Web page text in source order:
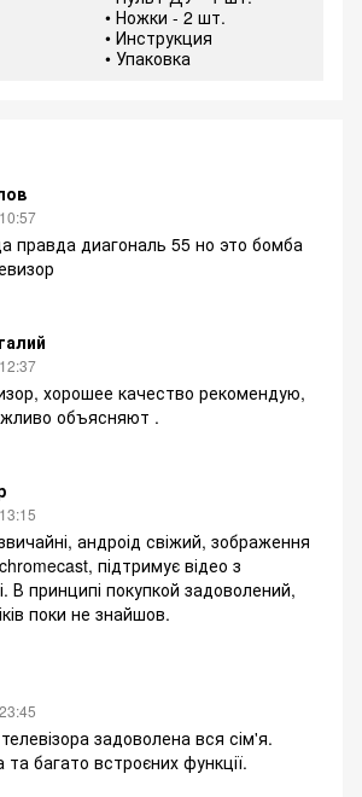
• Ножки - 2 шт.
• Инструкция
• Упаковка
правда диагональ 55 но это бомба
хорошее качество рекомендую,
объясняют .
андроід свіжий, зображення
підтримує відео з
В принципі покупкой задоволений,
поки не знайшов.
задоволена вся сім'я.
багато встроєних функції.